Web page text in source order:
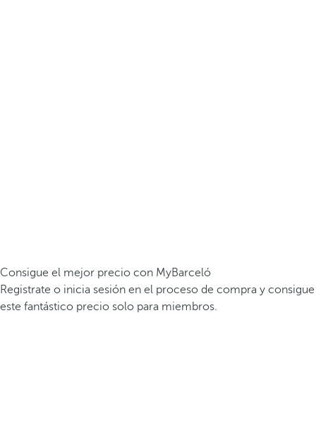
Consigue el mejor precio con MyBarceló
Registrate o inicia sesión en el proceso de compra y consigue
este fantástico precio solo para miembros.